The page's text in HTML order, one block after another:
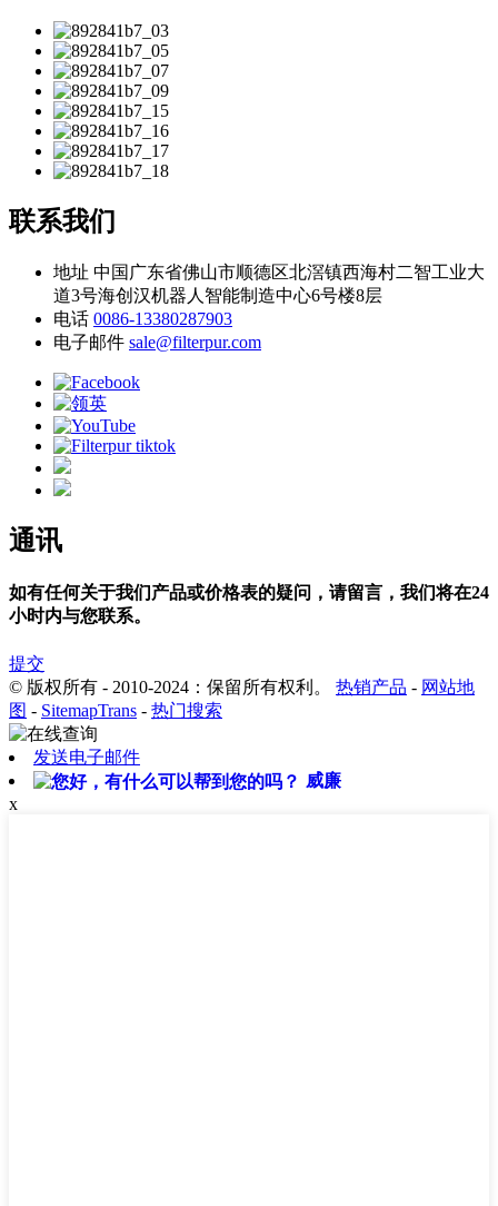
联系我们
地址 中国广东省佛山市顺德区北滘镇西海村二智工业大
道3号海创汉机器人智能制造中心6号楼8层
电话 0086-13380287903
电子邮件 sale@filterpur.com
通讯
如有任何关于我们产品或价格表的疑问，请留言，我们将在24
小时内与您联系。
提交
© 版权所有 - 2010-2024：保留所有权利。 热销产品 - 网站地
图 - SitemapTrans - 热门搜索
发送电子邮件
威廉
x